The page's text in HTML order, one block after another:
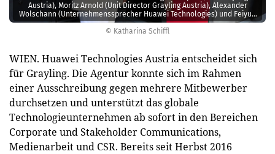
© Katharina Schiffl
Austria), Moritz Arnold (Unit Director Grayling Austria), Alexander
Wolschann (Unternehmenssprecher Huawei Technologies) und Feiyun
Chen (PR-Director Huawei Technologies) (v.l.n.r.).
WIEN. Huawei Technologies Austria entscheidet sich
für Grayling. Die Agentur konnte sich im Rahmen
einer Ausschreibung gegen mehrere Mitbewerber
durchsetzen und unterstützt das globale
Technologieunternehmen ab sofort in den Bereichen
Corporate und Stakeholder Communications,
Medienarbeit und CSR. Bereits seit Herbst 2016